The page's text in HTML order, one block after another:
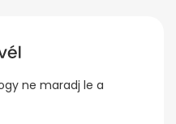
ne maradj le a